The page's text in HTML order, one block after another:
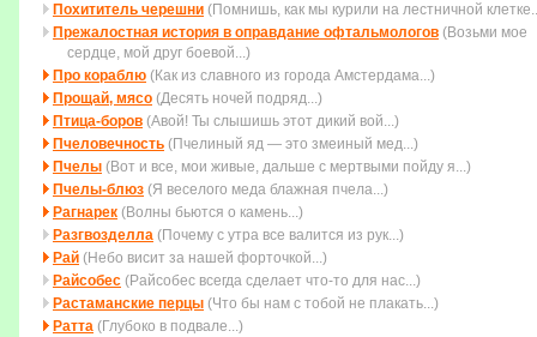
Похититель черешни (Помнишь, как мы курили на лестничной
Прежалостная история в оправдание офтальмологов (Возьми мое
сеpдце, мой дpуг боевой...)
Про кораблю (Как из славного из города Амстердама...)
Прощай, мясо (Десять ночей подряд...)
Птица-боров (Авой! Ты слышишь этот дикий вой...)
Пчеловечность (Пчелиный яд — это змеиный мед...)
Пчелы (Вот и все, мои живые, дальше с мертвыми пойду я...)
Пчелы-блюз (Я веселого меда блажная пчела...)
Рагнарек (Волны бьются о камень...)
Разгвозделла (Почему с утра все валится из рук...)
Рай (Небо висит за нашей форточкой...)
Райсобес (Райсобес всегда сделает что-то для нас...)
Растаманские перцы (Что бы нам с тобой не плакать...)
Ратта (Глубоко в подвале...)